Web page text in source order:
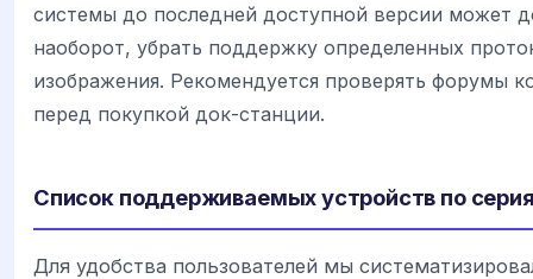
системы до последней доступной версии может
наоборот, убрать поддержку определенных
изображения. Рекомендуется проверять форумы
перед покупкой док-станции.
Список поддерживаемых устройств по
Для удобства пользователей мы